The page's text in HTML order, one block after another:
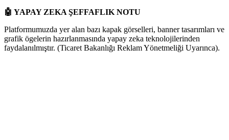
🤖 YAPAY ZEKA ŞEFFAFLIK NOTU
Platformumuzda yer alan bazı kapak görselleri, banner tasarımları ve
grafik ögelerin hazırlanmasında yapay zeka teknolojilerinden
faydalanılmıştır. (Ticaret Bakanlığı Reklam Yönetmeliği Uyarınca).